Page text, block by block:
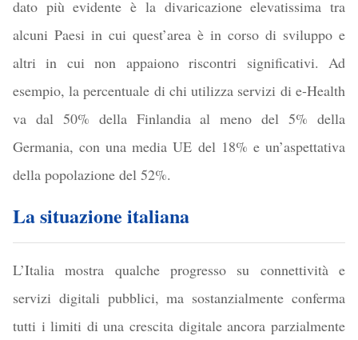
dato più evidente è la divaricazione elevatissima tra
alcuni Paesi in cui quest’area è in corso di sviluppo e
altri in cui non appaiono riscontri significativi. Ad
esempio, la percentuale di chi utilizza servizi di e-Health
va dal 50% della Finlandia al meno del 5% della
Germania, con una media UE del 18% e un’aspettativa
della popolazione del 52%.
La situazione italiana
L’Italia mostra qualche progresso su connettività e
servizi digitali pubblici, ma sostanzialmente conferma
tutti i limiti di una crescita digitale ancora parzialmente